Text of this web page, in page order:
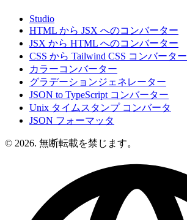
Studio
HTML から JSX へのコンバーター
JSX から HTML へのコンバーター
CSS から Tailwind CSS コンバーター
カラーコンバーター
グラデーションジェネレーター
JSON to TypeScript コンバーター
Unix タイムスタンプ コンバータ
JSON フォーマッタ
© 2026. 無断転載を禁じます。